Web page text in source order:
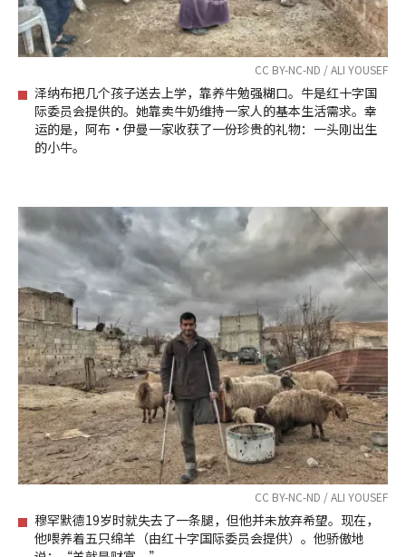
CC BY-NC-ND / ALI YOUSEF
泽纳布把几个孩子送去上学，靠养牛勉强糊口。牛是红十字国
际委员会提供的。她靠卖牛奶维持一家人的基本生活需求。幸
运的是，阿布·伊曼一家收获了一份珍贵的礼物：一头刚出生
的小牛。
CC BY-NC-ND / ALI YOUSEF
穆罕默德19岁时就失去了一条腿，但他并未放弃希望。现在，
他喂养着五只绵羊（由红十字国际委员会提供）。他骄傲地